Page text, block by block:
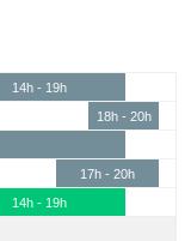
14h - 19h
18h - 20h
17h - 20h
14h - 19h